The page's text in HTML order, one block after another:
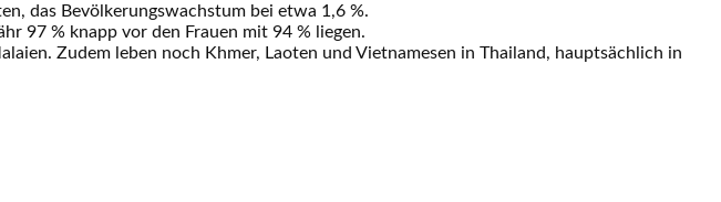
das Bevölkerungswachstum bei etwa 1,6 %.
97 % knapp vor den Frauen mit 94 % liegen.
Zudem leben noch Khmer, Laoten und Vietnamesen in Thailand, hauptsächlich in